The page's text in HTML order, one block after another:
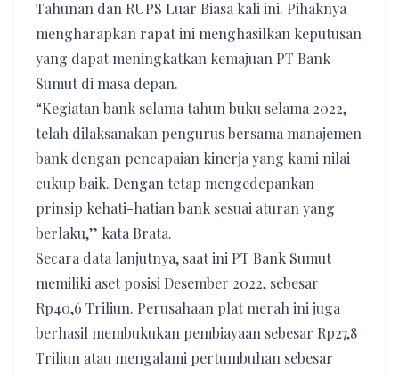
Tahunan dan RUPS Luar Biasa kali ini. Pihaknya
mengharapkan rapat ini menghasilkan keputusan
yang dapat meningkatkan kemajuan PT Bank
Sumut di masa depan.
“Kegiatan bank selama tahun buku selama 2022,
telah dilaksanakan pengurus bersama manajemen
bank dengan pencapaian kinerja yang kami nilai
cukup baik. Dengan tetap mengedepankan
prinsip kehati-hatian bank sesuai aturan yang
berlaku,” kata Brata.
Secara data lanjutnya, saat ini PT Bank Sumut
memiliki aset posisi Desember 2022, sebesar
Rp40,6 Triliun. Perusahaan plat merah ini juga
berhasil membukukan pembiayaan sebesar Rp27,8
Triliun atau mengalami pertumbuhan sebesar